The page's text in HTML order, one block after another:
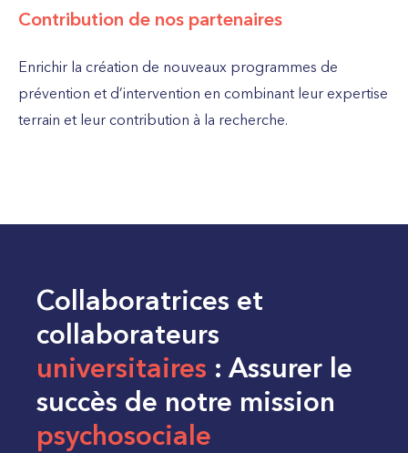
Contribution de nos partenaires
Enrichir la création de nouveaux programmes de
prévention et d’intervention en combinant leur expertise
terrain et leur contribution à la recherche.
Collaboratrices et
collaborateurs
universitaires : Assurer le
succès de notre mission
psychosociale